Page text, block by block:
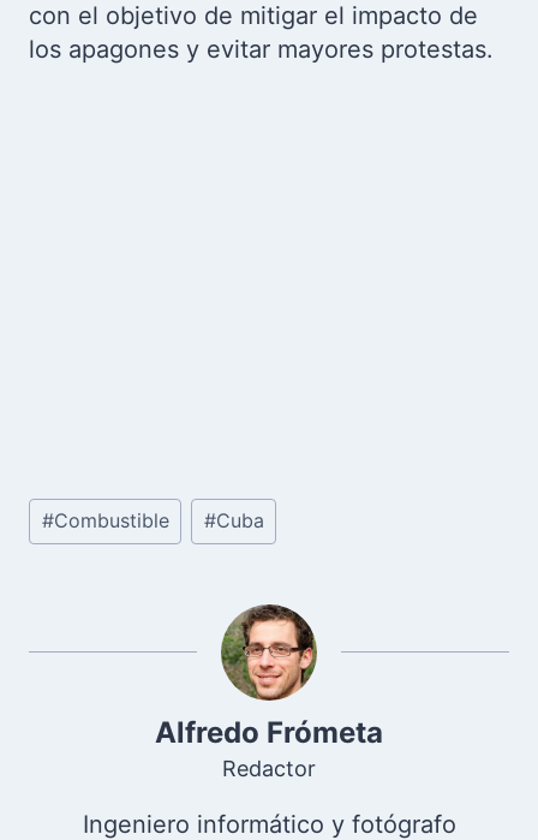
con el objetivo de mitigar el impacto de
los apagones y evitar mayores protestas.
Etiquetas
de
#Combustible #Cuba
Alfredo Frómeta
Redactor
Ingeniero informático y fotógrafo